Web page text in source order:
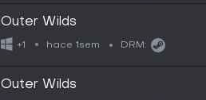
Outer Wilds
+1 hace 1sem DRM:
Outer Wilds